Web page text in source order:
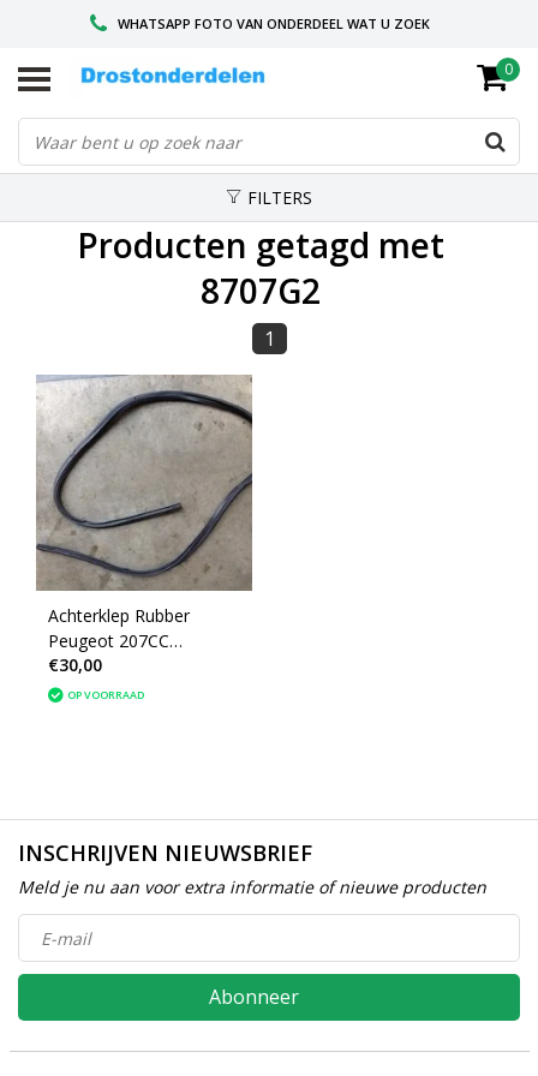
WHATSAPP FOTO VAN ONDERDEEL WAT U ZOEK
VOOR 16.00 BESTELD, VANDAAG VERZONDEN
GESPECIALISEERD PEUGEOT
0
FILTERS
Producten getagd met
8707G2
1
Achterklep Rubber
Peugeot 207CC
(8707G2)
€30,00
OP VOORRAAD
INSCHRIJVEN NIEUWSBRIEF
Meld je nu aan voor extra informatie of nieuwe producten
Abonneer